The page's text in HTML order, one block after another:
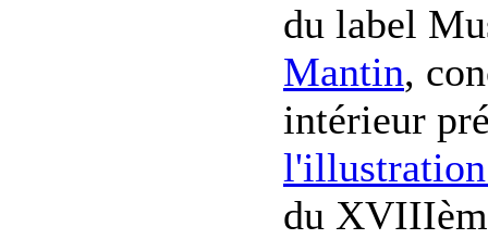
du label
Mantin,
intérieur
l'illustration
du